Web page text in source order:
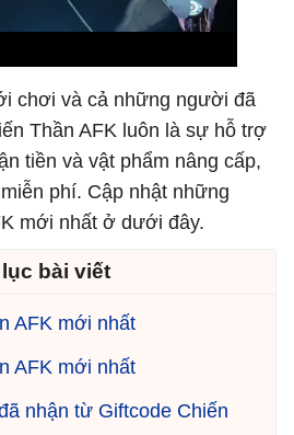
chơi và cả những người đã
Thần AFK luôn là sự hỗ trợ
tiền và vật phẩm nâng cấp,
phí. Cập nhật những
mới nhất ở dưới đây.
bài viết
AFK mới nhất
AFK mới nhất
nhận từ Giftcode Chiến